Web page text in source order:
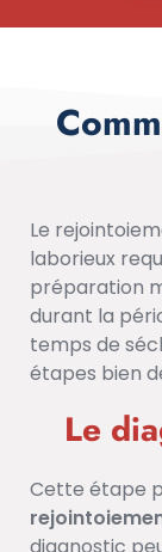
Le
laborieux
préparation
durant la
temps de
étapes bien
Le
Cette étape